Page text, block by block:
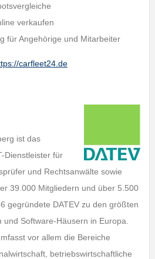
verkaufen
für Angehörige und Mitarbeiter
carfleet24.de
ist das
Dienstleister für
und Rechtsanwälte sowie
39.000 Mitgliedern und über 5.500
gegründete DATEV zu den größten
Software-Häusern in Europa.
vor allem die Bereiche
betriebswirtschaftliche